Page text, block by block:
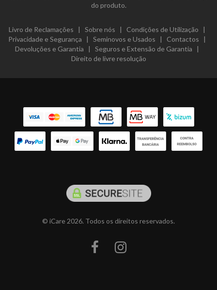
do produto.
Livro de Reclamações | Sobre nós | Condições de Utilização |
Privacidade e Segurança | Seminovos e Usados | Contactos |
Devoluções e Garantia | Seguros e Extensão de Garantia |
Direito de livre resolução
© iCare 2026. Todos os direitos reservados.